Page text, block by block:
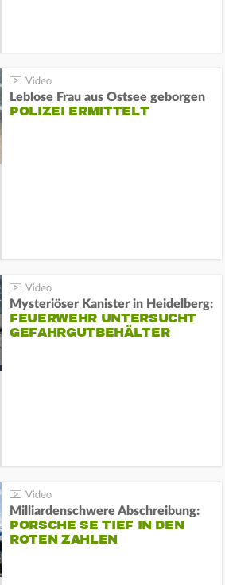
Leblose Frau aus Ostsee geborgen
POLIZEI ERMITTELT
Mysteriöser Kanister in Heidelberg:
FEUERWEHR UNTERSUCHT
GEFAHRGUTBEHÄLTER
Milliardenschwere Abschreibung:
PORSCHE SE TIEF IN DEN
ROTEN ZAHLEN